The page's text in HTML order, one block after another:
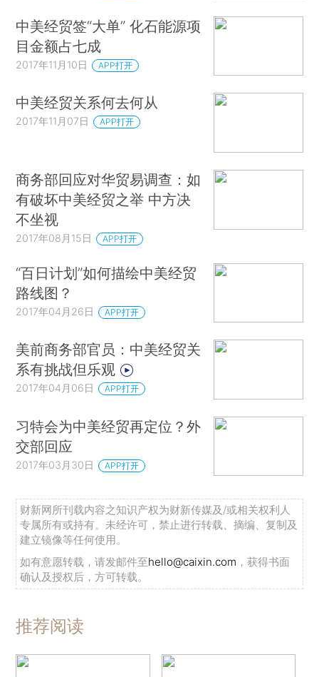
中美经贸签“大单” 化石能源项
目金额占七成
2017年11月10日 APP打开
中美经贸关系何去何从
2017年11月07日 APP打开
商务部回应对华贸易调查：如
有破坏中美经贸之举 中方决
不坐视
2017年08月15日 APP打开
“百日计划”如何描绘中美经贸
路线图？
2017年04月26日 APP打开
美前商务部官员：中美经贸关
系有挑战但乐观
2017年04月06日 APP打开
习特会为中美经贸再定位？外
交部回应
2017年03月30日 APP打开
财新网所刊载内容之知识产权为财新传媒及/或相关权利人
专属所有或持有。未经许可，禁止进行转载、摘编、复制及
建立镜像等任何使用。
如有意愿转载，请发邮件至hello@caixin.com ，获得书面
确认及授权后，方可转载。
推荐阅读